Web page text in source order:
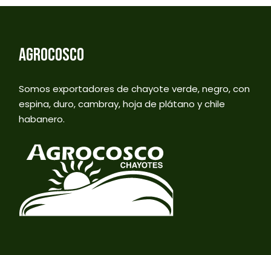
AGROCOSCO
Somos exportadores de chayote verde, negro, con
espina, duro, cambray, hoja de plátano y chile
habanero.